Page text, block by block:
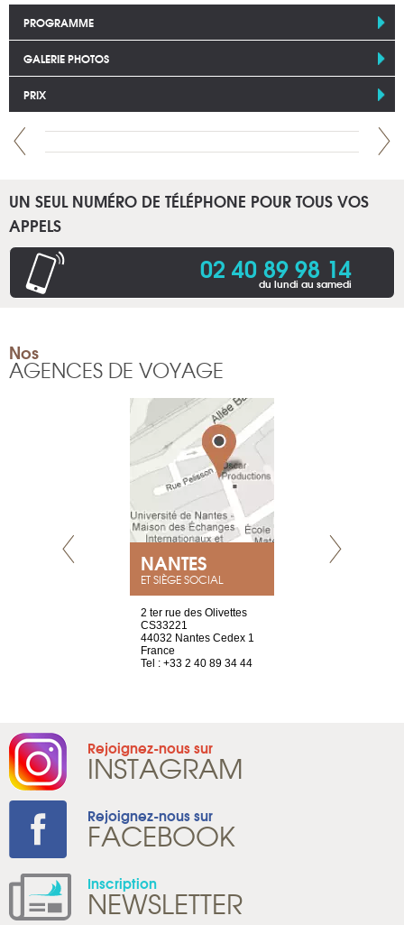
PROGRAMME
GALERIE PHOTOS
PRIX
UN SEUL NUMÉRO DE TÉLÉPHONE POUR TOUS VOS
APPELS
02 40 89 98 14
du lundi au samedi
Nos
AGENCES DE VOYAGE
NANTES
ET SIÈGE SOCIAL
2 ter rue des Olivettes
CS33221
44032 Nantes Cedex 1
France
Tel : +33 2 40 89 34 44
Rejoignez-nous sur
INSTAGRAM
Rejoignez-nous sur
FACEBOOK
Inscription
NEWSLETTER